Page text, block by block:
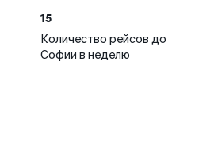
15
Количество рейсов до
Софии в неделю